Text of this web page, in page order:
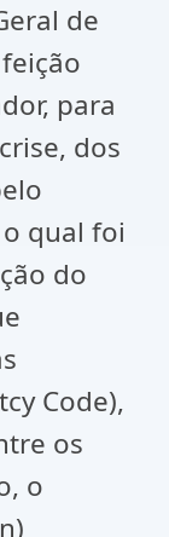
de
para
dos
qual foi
do
Code),
os
o